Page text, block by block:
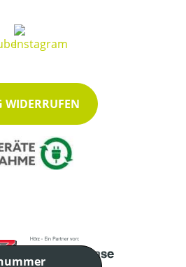
WIDERRUFEN